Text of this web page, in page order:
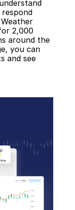
2,000
around the
you can
and see